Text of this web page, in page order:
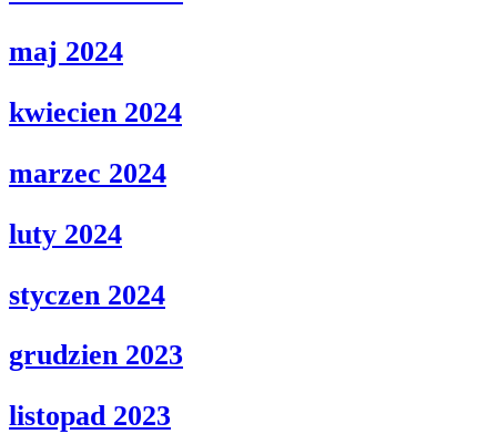
maj 2024
kwiecien 2024
marzec 2024
luty 2024
styczen 2024
grudzien 2023
listopad 2023